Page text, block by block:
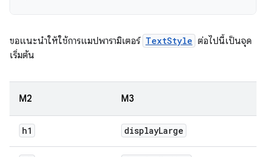
ขอแนะนำให้ใช้การแมปพารามิเตอร์ TextStyle ต่อไปนี้เป็นจุด
เริ่มต้น
M2 M3
h1 displayLarge